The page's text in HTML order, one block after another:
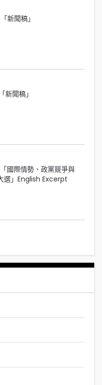
新聞稿」
新聞稿」
國際情勢、政黨競爭與
選」English Excerpt